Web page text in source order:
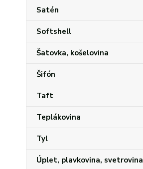
Satén
Softshell
Šatovka, košelovina
Šifón
Taft
Teplákovina
Tyl
Úplet, plavkovina, svetrovina